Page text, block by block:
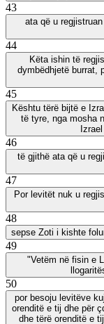
43
ata që u
44
Këta ishin të
dymbëdhjetë burrat,
45
Kështu tërë bijtë e
të tyre, nga mosha
46
të gjithë ata që u
47
Por levitët nuk u
48
sepse Zoti i kishte
49
"Vetëm në fisin e
50
por besoju levitëve
orenditë e tij dhe për
dhe tërë orenditë e